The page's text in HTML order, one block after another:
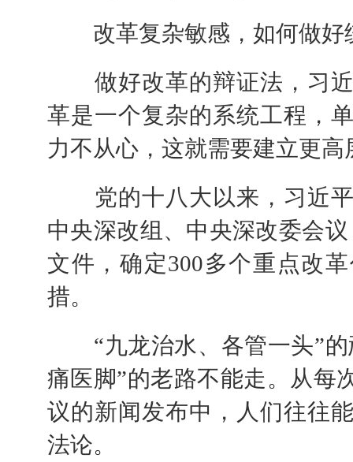
改革复杂敏感，如何做好
做好改革的辩证法，习近
革是一个复杂的系统工程，
力不从心，这就需要建立更
党的十八大以来，习近平
中央深改组、中央深改委会
文件，确定300多个重点改
措。
“九龙治水、各管一头”的
痛医脚”的老路不能走。从每
议的新闻发布中，人们往往
法论。